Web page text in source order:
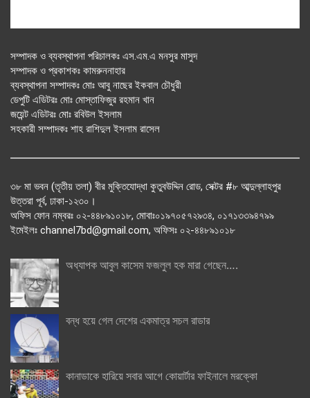
সম্পাদক ও ব্যবস্থাপনা পরিচালকঃ এস.এম.এ মনসুর মাসুদ
সম্পাদক ও প্রকাশকঃ কামরুননাহার
ব্যবস্থাপনা সম্পাদকঃ মোঃ আবু নাছের ইকবাল চৌধুরী
ডেপুটি এডিটরঃ মোঃ মোস্তাফিজুর রহমান খান
জয়েন্ট এডিটরঃ মোঃ রবিউল ইসলাম
সহকারী সম্পাদকঃ শাহ রাশিদুল ইসলাম রাসেল
৩৮ মা ভবন (তৃতীয় তলা) বীর মুক্তিযোদ্ধা কুতুবউদ্দিন রোড, সেক্টর #৮ আব্দুল্লাহপুর
উত্তরা পূর্ব, ঢাকা-১২৩০।
অফিস ফোন নম্বরঃ ০২-৪৪৮৯১০১৮, মোবাঃ০১৯৭০৫৭২৯৩৪, ০১৭১৩৩৯৪৭৯৯
ইমেইলঃ channel7bd@gmail.com, অফিসঃ ০২-৪৪৮৯১০১৮
অধ্যাপক আবুল কাসেম ফজলুল হক মারা গেছেন….
বন্ধ হয়ে গেল দেশের একমাত্র সচল রাডার
কানাডাকে হারিয়ে সবার আগে কোয়ার্টার ফাইনালে মরক্কো